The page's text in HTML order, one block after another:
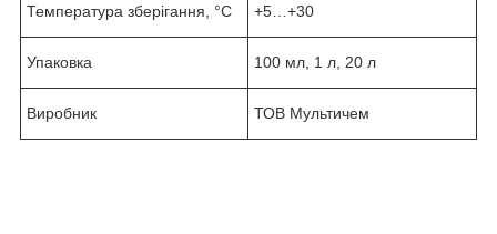
Температура зберігання, °С +5…+30
Упаковка 100 мл, 1 л, 20 л
Виробник ТОВ Мультичем